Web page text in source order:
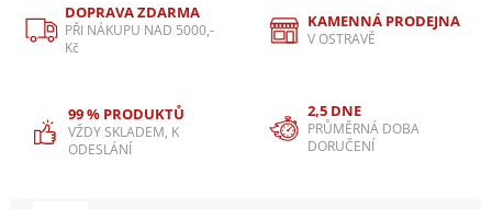
DOPRAVA ZDARMA
PŘI NÁKUPU NAD 5000,-
Kč
KAMENNÁ PRODEJNA
V OSTRAVĚ
99 % PRODUKTŮ
VŽDY SKLADEM, K
ODESLÁNÍ
2,5 DNE
PRŮMĚRNÁ DOBA
DORUČENÍ